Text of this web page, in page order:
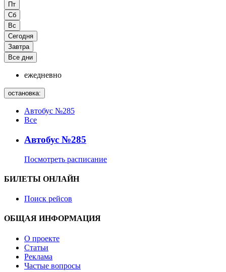
Пт
Сб
Вс
Сегодня
Завтра
Все дни
ежедневно
остановка:
Автобус №285
Все
Автобус №285
Посмотреть расписание
БИЛЕТЫ ОНЛАЙН
Поиск рейсов
ОБЩАЯ ИНФОРМАЦИЯ
О проекте
Статьи
Реклама
Частые вопросы